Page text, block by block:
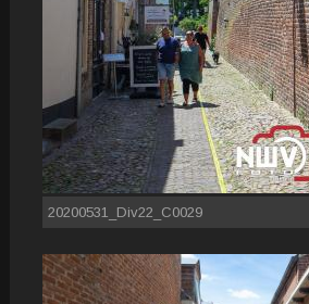
20200531_Div22_C0029